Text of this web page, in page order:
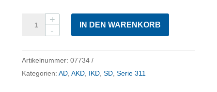
Ceramol
Waschmittelbasis
IN DEN WARENKORB
Artikelnummer: 07734
Kategorien: AD, AKD, IKD, SD, Serie 311